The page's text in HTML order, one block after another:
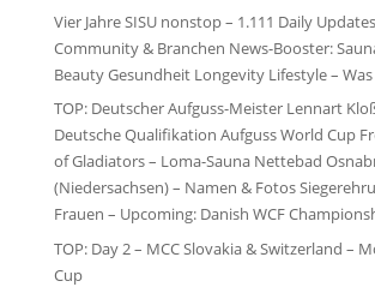
Vier Jahre SISU nonstop – 1.111 Daily
Community & Branchen News-Booster:
Beauty Gesundheit Longevity Lifestyle – Was
TOP: Deutscher Aufguss-Meister Lennart
Deutsche Qualifikation Aufguss World Cup
of Gladiators – Loma-Sauna Nettebad
(Niedersachsen) – Namen & Fotos
Frauen – Upcoming: Danish WCF
TOP: Day 2 – MCC Slovakia & Switzerland –
Cup